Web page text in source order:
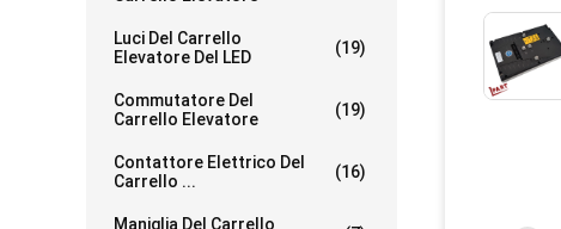
Luci Del Carrello
Elevatore Del LED
(19)
Commutatore Del
Carrello Elevatore
(19)
Contattore Elettrico Del
Carrello ...
(16)
Maniglia Del Carrello